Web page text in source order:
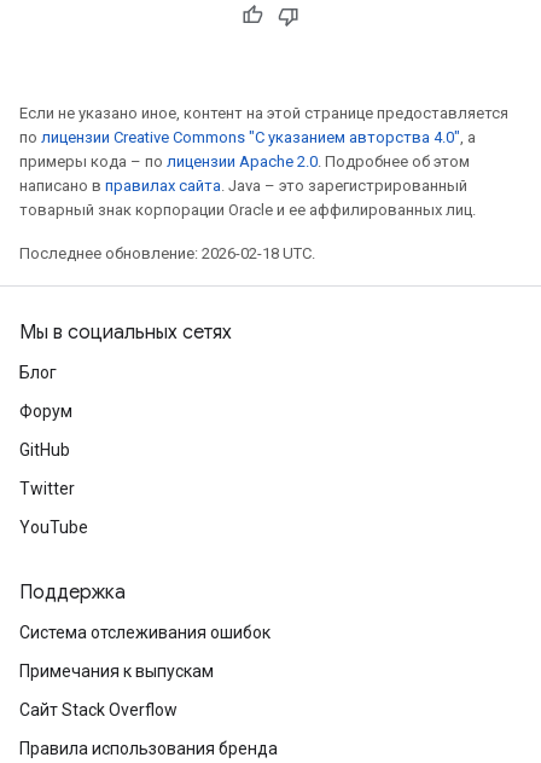
Если не указано иное, контент на этой странице предоставляется
по лицензии Creative Commons "С указанием авторства 4.0", а
примеры кода – по лицензии Apache 2.0. Подробнее об этом
написано в правилах сайта. Java – это зарегистрированный
товарный знак корпорации Oracle и ее аффилированных лиц.
Последнее обновление: 2026-02-18 UTC.
Мы в социальных сетях
Блог
Форум
GitHub
Twitter
YouTube
Поддержка
Система отслеживания ошибок
Примечания к выпускам
Сайт Stack Overflow
Правила использования бренда